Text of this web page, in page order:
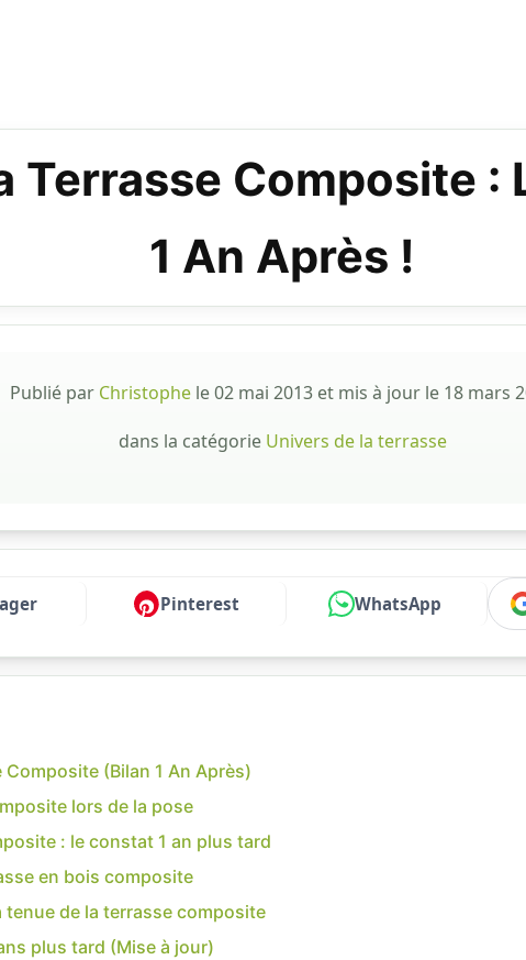
Terrasse Composite :
1 An Après !
Publié par Christophe le02 mai 2013 et mis à jour le 18 mars
dans la catégorie Univers de la terrasse
Pinterest WhatsApp
(Bilan 1 An Après)
lors de la pose
: le constat 1 an plus tard
en bois composite
de la terrasse composite
plus tard (Mise à jour)